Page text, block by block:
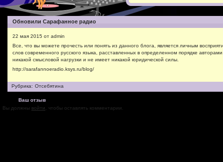
Обновили Сарафанное радио
22 мая 2015 от admin
Все, что вы можете прочесть или понять из данного блога, является личным
слов современного русского языка, расставленных в определенном порядке
никакой смысловой нагрузки и не имеет никакой юридической силы.
http://sarafannoeradio.ksys.ru/blog/
Рубрика: Отсебятина
Ваш отзыв
Вы должны войти, чтобы оставлять комментарии.